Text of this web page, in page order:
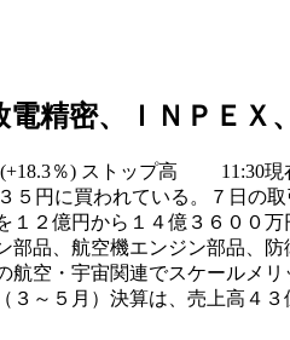
精密、ＩＮＰＥＸ
％) ストップ高 11:30現
５円に買われている。７日の
１２億円から１４億３６００
部品、航空機エンジン部品、
航空・宇宙関連でスケールメ
３～５月）決算は、売上高４